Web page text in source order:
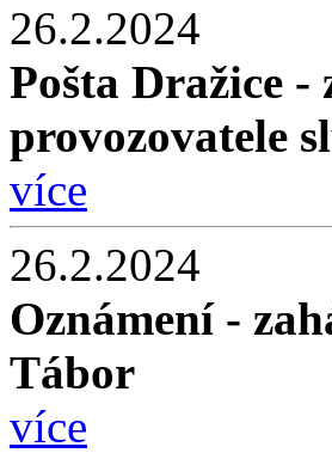
26.2.2024
Pošta Dražice -
provozovatele
více
26.2.2024
Oznámení -
Tábor
více